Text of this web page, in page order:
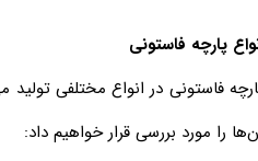
پارچه فاستونی
فاستونی در انواع مختلفی
را مورد بررسی قرار خواهیم داد: